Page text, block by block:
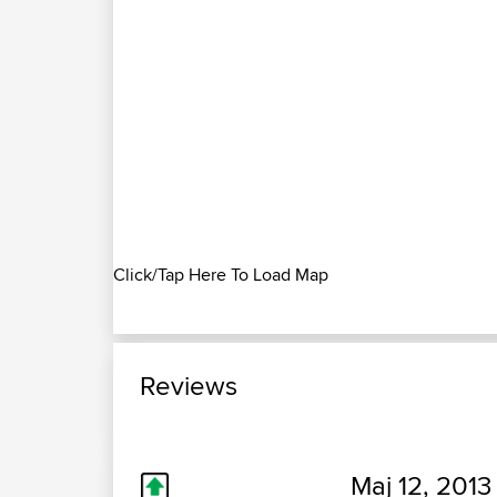
Click/Tap Here To Load Map
Reviews
Maj 12,